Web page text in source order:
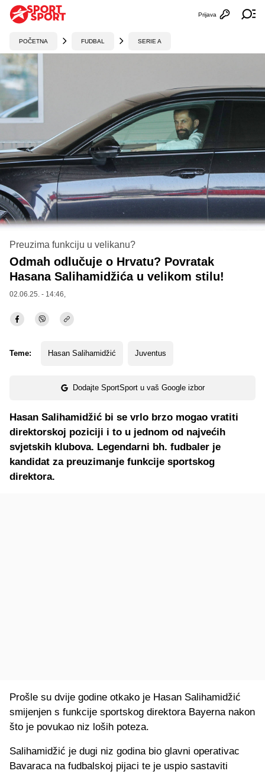
Otvori
Prijava
POČETNA FUDBAL SERIE A
Preuzima funkciju u velikanu?
Odmah odlučuje o Hrvatu? Povratak
Hasana Salihamidžića u velikom stilu!
02.06.25. - 14:46,
Teme: Hasan Salihamidžić Juventus
Dodajte SportSport u vaš Google izbor
Hasan Salihamidžić bi se vrlo brzo mogao vratiti
direktorskoj poziciji i to u jednom od najvećih
svjetskih klubova. Legendarni bh. fudbaler je
kandidat za preuzimanje funkcije sportskog
direktora.
Prošle su dvije godine otkako je Hasan Salihamidžić
smijenjen s funkcije sportskog direktora Bayerna nakon
što je povukao niz loših poteza.
Salihamidžić je dugi niz godina bio glavni operativac
Bavaraca na fudbalskoj pijaci te je uspio sastaviti